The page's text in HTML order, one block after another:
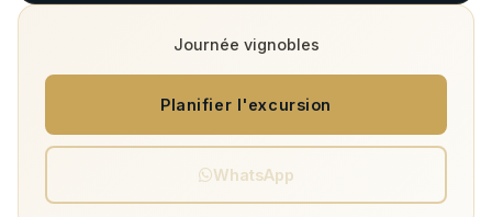
Journée vignobles
Planifier l'excursion
WhatsApp